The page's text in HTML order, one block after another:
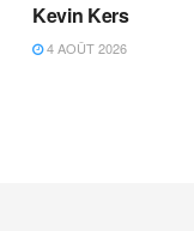
Kevin Kers
4 AOÛT 2026